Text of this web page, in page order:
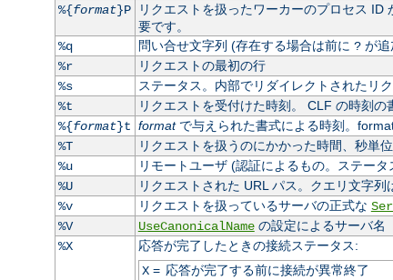
%{format}P リクエストを扱ったワーカーのプロセス ID
要です。
%q
問い合せ文字列 (存在する場合は前に ?が追
%r
リクエストの最初の行
%s
ステータス。内部でリダイレクトされたリ
%t
リクエストを受付けた時刻。 CLF の時刻の
%{format}t formatで与えられた書式による時刻。
%T
リクエストを扱うのにかかった時間、秒単位
%u
リモートユーザ (認証によるもの。ステータ
%U
リクエストされた URL パス。クエリ文字列
%v
リクエストを扱っているサーバの正式な
%V
UseCanonicalNameの設定によるサーバ名
%X
応答が完了したときの接続ステータス:
X= 応答が完了する前に接続が異常終了